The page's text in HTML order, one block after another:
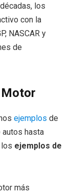
los
con la
NASCAR y
de
Motor
ejemplos de
hasta
ejemplos de
más